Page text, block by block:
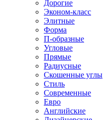
Дорогие
Эконом-класс
Элитные
Форма
П-образные
Угловые
Прямые
Радиусные
Скошенные углы
Стиль
Современные
Евро
Английские